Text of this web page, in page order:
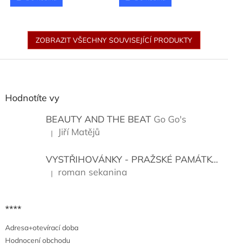
ZOBRAZIT VŠECHNY SOUVISEJÍCÍ PRODUKTY
Hodnotíte vy
BEAUTY AND THE BEAT Go Go's
Hodnocení produktu je 5 z 5 hvězdiček.
| Jiří Matějů
VYSTŘIHOVÁNKY - PRAŽSKÉ PAMÁTKY
Hodnocení produktu je 5 z 5 hvězdiček.
| roman sekanina
****
Adresa+otevírací doba
Hodnocení obchodu